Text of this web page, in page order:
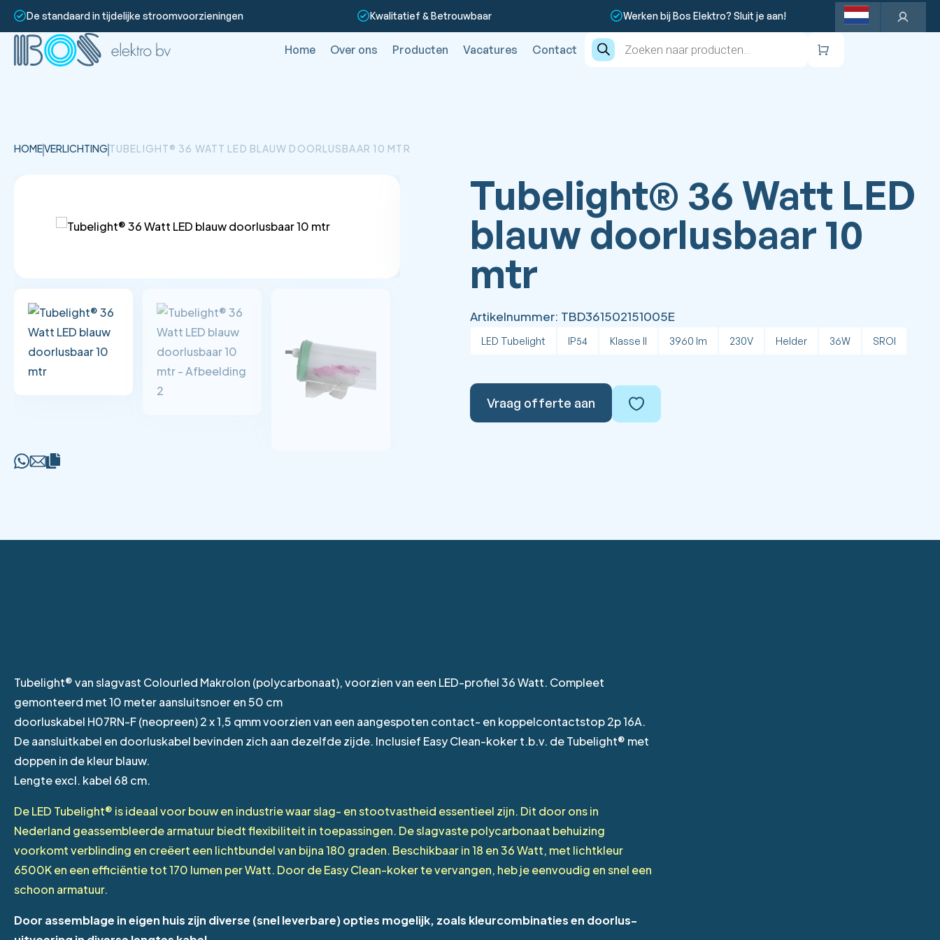
De standaard in tijdelijke stroomvoorzieningen Kwalitatief & Betrouwbaar Werken bij Bos Elektro? Sluit je aan!
Home Over ons Producten Vacatures Contact
Producten
zoeken
Winkelwagen
HOMEVERLICHTING TUBELIGHT® 36 WATT LED BLAUW DOORLUSBAAR 10 MTR
Tubelight® 36 Watt LED
blauw doorlusbaar 10
mtr
Artikelnummer: TBD361502151005E
LED Tubelight IP54 Klasse II 3960 lm 230V Helder 36W SROI
Vraag offerte aan
Tubelight® van slagvast Colourled Makrolon (polycarbonaat), voorzien van een LED-profiel 36 Watt. Compleet
gemonteerd met 10 meter aansluitsnoer en 50 cm
doorluskabel H07RN-F (neopreen) 2 x 1,5 qmm voorzien van een aangespoten contact- en koppelcontactstop 2p 16A.
De aansluitkabel en doorluskabel bevinden zich aan dezelfde zijde. Inclusief Easy Clean-koker t.b.v. de Tubelight® met
doppen in de kleur blauw.
Lengte excl. kabel 68 cm.
De LED Tubelight® is ideaal voor bouw en industrie waar slag- en stootvastheid essentieel zijn. Dit door ons in
Nederland geassembleerde armatuur biedt flexibiliteit in toepassingen. De slagvaste polycarbonaat behuizing
voorkomt verblinding en creëert een lichtbundel van bijna 180 graden. Beschikbaar in 18 en 36 Watt, met lichtkleur
6500K en een efficiëntie tot 170 lumen per Watt. Door de Easy Clean-koker te vervangen, heb je eenvoudig en snel een
schoon armatuur.
Door assemblage in eigen huis zijn diverse (snel leverbare) opties mogelijk, zoals kleurcombinaties en doorlus-